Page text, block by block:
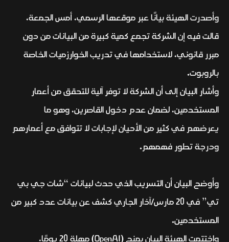
وأصدرت الهيئة بيانًا عبر موقعها الرسمي، أمس الجمعة،
قالت فيه إن الشركة تجمع كمية كبيرة من البيانات من دون
مبرر قانوني، لاستخدامها في تدريب الخوارزميات الخاصة
بالروبوت.
وأشار البيان إلى أن الشركة لا توفر آلية للتحقق من أعمار
المستخدمين، لضمان عدم دخول القاصرين، وهو ما
يعرضهم في كثير من الأحيان لإجابات لا تتوافق مع أعمارهم
ودرجة تطور فهمهم.
وأوضح البيان أن التسريب الذي حدث لبيانات “شات جي بي
تي” في 20 مارس/آذار الجاري كشف عن بيانات عدد كبير من
المستخدمين.